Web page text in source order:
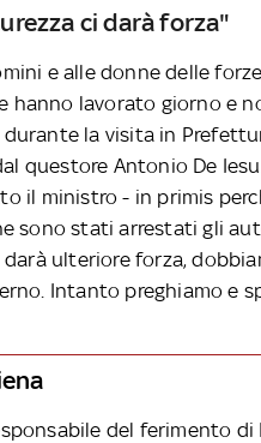
ci darà forza"
e alle donne delle
hanno lavorato giorno e
la visita in
questore Antonio De
il ministro - in primis
sono stati arrestati gli
darà ulteriore forza,
Intanto preghiamo e
del ferimento di